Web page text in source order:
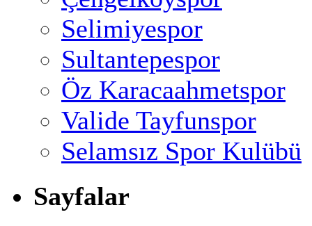
Selimiyespor
Sultantepespor
Öz Karacaahmetspor
Valide Tayfunspor
Selamsız Spor Kulübü
Sayfalar